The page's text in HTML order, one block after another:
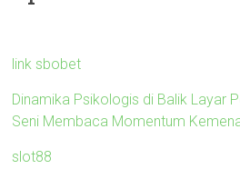
link sbobet
Dinamika Psikologis di Balik Layar
Seni Membaca Momentum
slot88